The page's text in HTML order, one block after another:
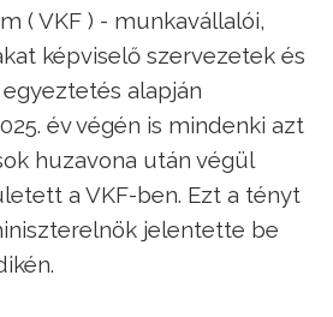
( VKF ) - munkavállalói,
képviselő szervezetek és
alapján
év végén is mindenki azt
huzavona után végül
a VKF-ben. Ezt a tényt
jelentette be